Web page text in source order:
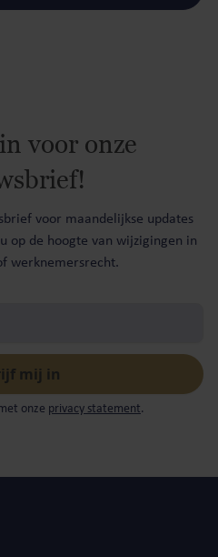
voor onze
voor maandelijkse updates
op de hoogte van wijzigingen in
werknemersrecht.
onze privacy statement.